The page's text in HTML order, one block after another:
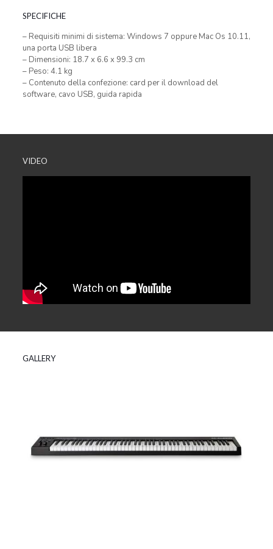
SPECIFICHE
– Requisiti minimi di sistema: Windows 7 oppure Mac Os 10.11,
una porta USB libera
– Dimensioni: 18.7 x 6.6 x 99.3 cm
– Peso: 4.1 kg
– Contenuto della confezione: card per il download del
software, cavo USB, guida rapida
VIDEO
GALLERY